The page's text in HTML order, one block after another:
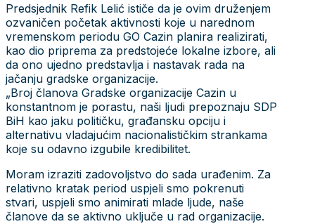
Predsjednik Refik Lelić ističe da je ovim druženjem
ozvaničen početak aktivnosti koje u narednom
vremenskom periodu GO Cazin planira realizirati,
kao dio priprema za predstojeće lokalne izbore, ali
da ono ujedno predstavlja i nastavak rada na
jačanju gradske organizacije.
„Broj članova Gradske organizacije Cazin u
konstantnom je porastu, naši ljudi prepoznaju SDP
BiH kao jaku političku, građansku opciju i
alternativu vladajućim nacionalističkim strankama
koje su odavno izgubile kredibilitet.
Moram izraziti zadovoljstvo do sada urađenim. Za
relativno kratak period uspjeli smo pokrenuti
stvari, uspjeli smo animirati mlade ljude, naše
članove da se aktivno uključe u rad organizacije.